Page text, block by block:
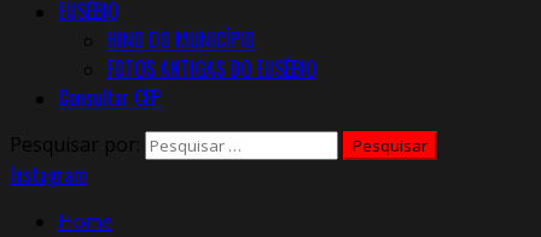
EUSÉBIO
HINO DO MUNICÍPIO
FOTOS ANTIGAS DO EUSÉBIO
Consultar CEP
Pesquisar por:
Instagram
Home